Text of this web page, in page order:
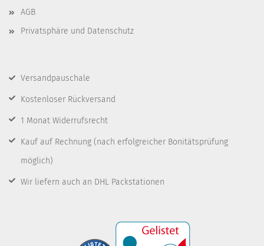
AGB
Privatsphäre und Datenschutz
Versandpauschale
Kostenloser Rückversand
1 Monat Widerrufsrecht
Kauf auf Rechnung (nach erfolgreicher Bonitätsprüfung
möglich)
Wir liefern auch an DHL Packstationen